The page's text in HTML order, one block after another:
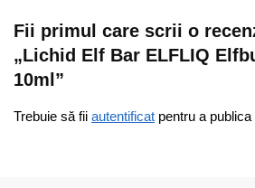
Fii primul care scrii o
„Lichid Elf Bar ELFLIQ
10ml”
Trebuie să fii autentificat pentru a